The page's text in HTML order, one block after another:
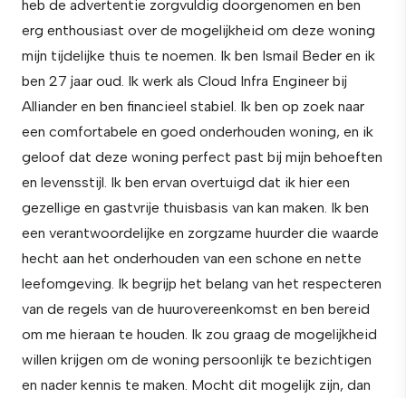
heb de advertentie zorgvuldig doorgenomen en ben
erg enthousiast over de mogelijkheid om deze woning
mijn tijdelijke thuis te noemen. Ik ben Ismail Beder en ik
ben 27 jaar oud. Ik werk als Cloud Infra Engineer bij
Alliander en ben financieel stabiel. Ik ben op zoek naar
een comfortabele en goed onderhouden woning, en ik
geloof dat deze woning perfect past bij mijn behoeften
en levensstijl. Ik ben ervan overtuigd dat ik hier een
gezellige en gastvrije thuisbasis van kan maken. Ik ben
een verantwoordelijke en zorgzame huurder die waarde
hecht aan het onderhouden van een schone en nette
leefomgeving. Ik begrijp het belang van het respecteren
van de regels van de huurovereenkomst en ben bereid
om me hieraan te houden. Ik zou graag de mogelijkheid
willen krijgen om de woning persoonlijk te bezichtigen
en nader kennis te maken. Mocht dit mogelijk zijn, dan